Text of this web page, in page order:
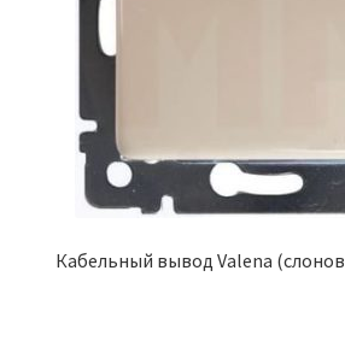
Кабельный вывод Valena